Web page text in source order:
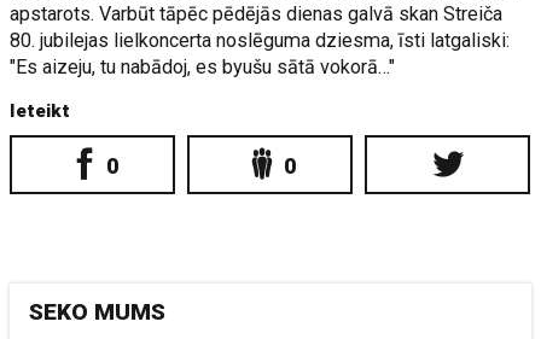
apstarots. Varbūt tāpēc pēdējās dienas galvā skan Streiča
80. jubilejas lielkoncerta noslēguma dziesma, īsti latgaliski:
"Es aizeju, tu nabādoj, es byušu sātā vokorā…"
Ieteikt
0 0
SEKO MUMS